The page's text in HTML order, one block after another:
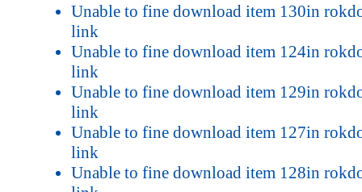
Unable to fine download item 130in
link
Unable to fine download item 124in
link
Unable to fine download item 129in
link
Unable to fine download item 127in
link
Unable to fine download item 128in